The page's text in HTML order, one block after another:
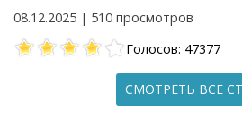
08.12.2025 | 510 просмотров
Голосов: 47377
СМОТРЕТЬ ВСЕ